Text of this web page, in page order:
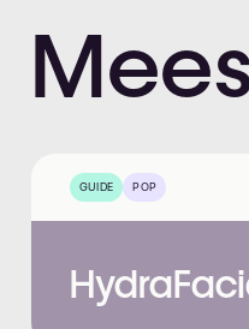
GUIDE POP